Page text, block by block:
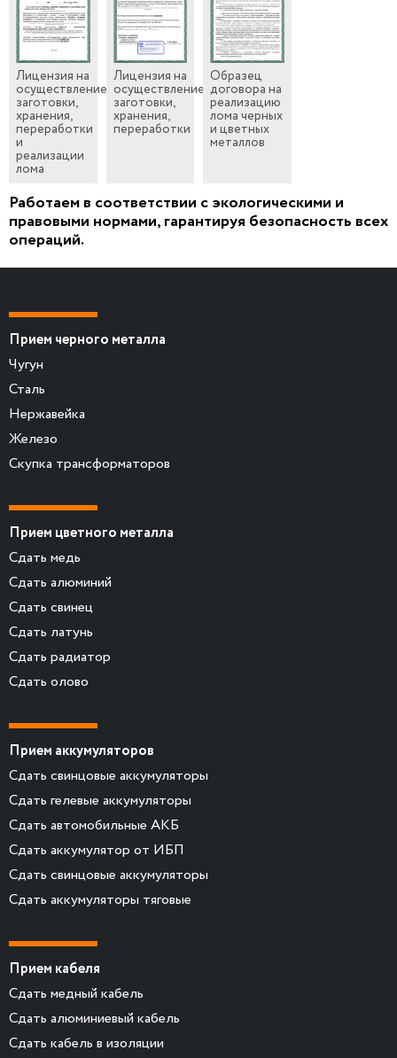
Лицензия на
осуществление
заготовки,
хранения,
переработки
и
реализации
лома
Лицензия на
осуществление
заготовки,
хранения,
переработки
Образец
договора на
реализацию
лома черных
и цветных
металлов
Работаем в соответствии с экологическими и
правовыми нормами, гарантируя безопасность всех
операций.
Прием черного металла
Чугун
Сталь
Нержавейка
Железо
Скупка трансформаторов
Прием цветного металла
Сдать медь
Сдать алюминий
Сдать свинец
Сдать латунь
Сдать радиатор
Сдать олово
Прием аккумуляторов
Сдать свинцовые аккумуляторы
Сдать гелевые аккумуляторы
Сдать автомобильные АКБ
Сдать аккумулятор от ИБП
Сдать свинцовые аккумуляторы
Сдать аккумуляторы тяговые
Прием кабеля
Сдать медный кабель
Сдать алюминиевый кабель
Сдать кабель в изоляции